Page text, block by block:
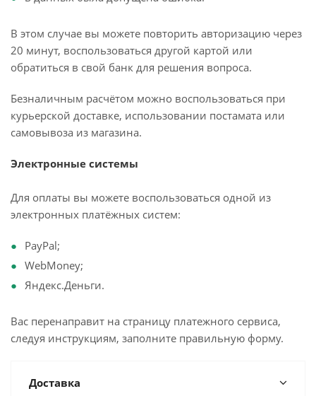
В этом случае вы можете повторить авторизацию через
20 минут, воспользоваться другой картой или
обратиться в свой банк для решения вопроса.
Безналичным расчётом можно воспользоваться при
курьерской доставке, использовании постамата или
самовывоза из магазина.
Электронные системы
Для оплаты вы можете воспользоваться одной из
электронных платёжных систем:
PayPal;
WebMoney;
Яндекс.Деньги.
Вас перенаправит на страницу платежного сервиса,
следуя инструкциям, заполните правильную форму.
Доставка